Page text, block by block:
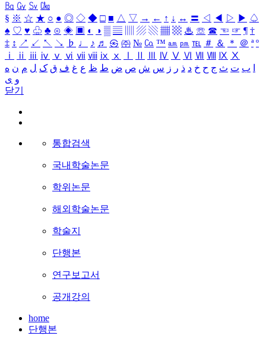
㏃ ㏉ ㏜ ㏆
§ ※ ☆ ★ ○ ● ◎ ◇ ◆ □ ■ △ ▽ → ← ↑ ↓ ↔ 〓 ◁ ◀ ▷ ▶ ♤
♠ ♡ ♥ ♧ ♣ ⊙ ◈ ▣ ◐ ◑ ▒ ▤ ▨ ▧ ▦ ▩ ♨ ☏ ☎ ☜ ☞ ¶ †
‡ ↕ ↗ ↙ ↖ ↘ ♭ ♩ ♪ ♬ ㉿ ㈜ № ㏇ ™ ㏂ ㏘ ℡ ＃ ＆ ＊ ＠ ª º
ⅰ
ⅱ ⅲ ⅳ ⅴ ⅵ ⅶ ⅷ ⅸ ⅹ Ⅳ Ⅴ Ⅵ Ⅶ Ⅷ Ⅸ Ⅹ
ب ت ث ج ح خ د ذ ر ز س ش ص ض ط ظ ع غ ف ق ک ل م ن ه
و ی
닫기
통합검색
국내학술논문
학위논문
해외학술논문
학술지
단행본
연구보고서
공개강의
home
단행본